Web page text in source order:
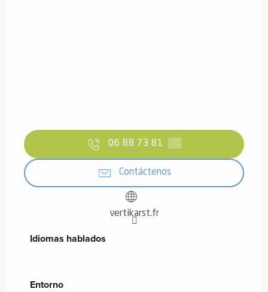
06 88 73 81 ▒▒
Contáctenos
vertikarst.fr
Idiomas hablados
Idiomas hablados
Entorno
Entorno